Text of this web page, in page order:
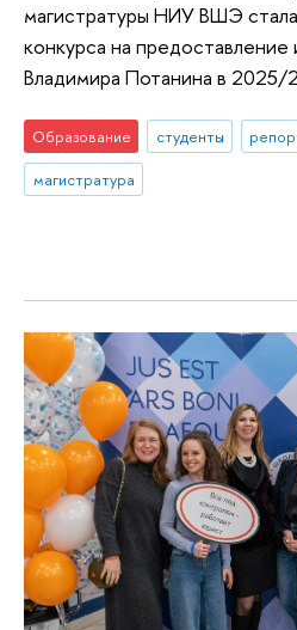
магистратуры НИУ ВШЭ
конкурса на
Владимира Потанина в 2025/
Образование студенты
магистратура